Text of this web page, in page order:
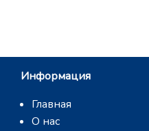
Информация
Главная
О нас